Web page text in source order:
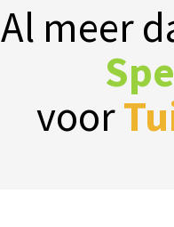
Al meer
voor